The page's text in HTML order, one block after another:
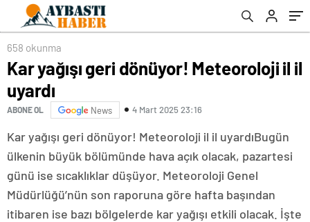
658 okunma
Kar yağışı geri dönüyor! Meteoroloji il il
uyardı
ABONE OL News 4 Mart 2025 23:16
Kar yağışı geri dönüyor! Meteoroloji il il uyardıBugün
ülkenin büyük bölümünde hava açık olacak, pazartesi
günü ise sıcaklıklar düşüyor. Meteoroloji Genel
Müdürlüğü’nün son raporuna göre hafta başından
itibaren ise bazı bölgelerde kar yağışı etkili olacak. İşte